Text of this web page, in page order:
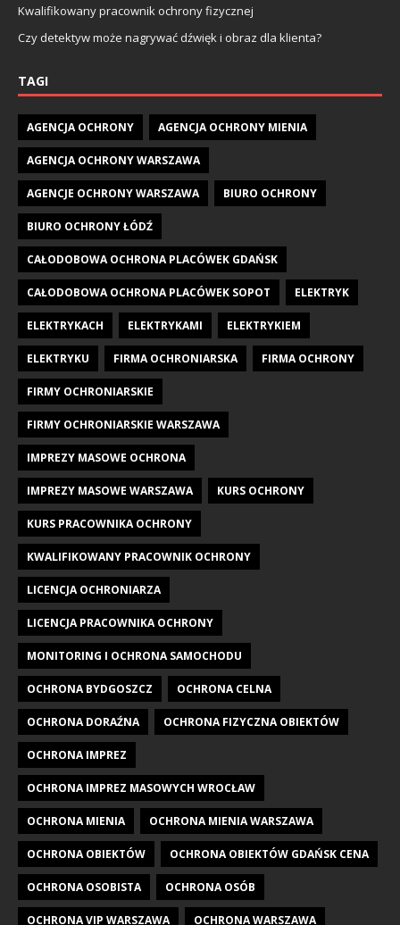
Kwalifikowany pracownik ochrony fizycznej
Czy detektyw może nagrywać dźwięk i obraz dla klienta?
TAGI
AGENCJA OCHRONY AGENCJA OCHRONY MIENIA
AGENCJA OCHRONY WARSZAWA
AGENCJE OCHRONY WARSZAWA BIURO OCHRONY
BIURO OCHRONY ŁÓDŹ
CAŁODOBOWA OCHRONA PLACÓWEK GDAŃSK
CAŁODOBOWA OCHRONA PLACÓWEK SOPOT ELEKTRYK
ELEKTRYKACH ELEKTRYKAMI ELEKTRYKIEM
ELEKTRYKU FIRMA OCHRONIARSKA FIRMA OCHRONY
FIRMY OCHRONIARSKIE
FIRMY OCHRONIARSKIE WARSZAWA
IMPREZY MASOWE OCHRONA
IMPREZY MASOWE WARSZAWA KURS OCHRONY
KURS PRACOWNIKA OCHRONY
KWALIFIKOWANY PRACOWNIK OCHRONY
LICENCJA OCHRONIARZA
LICENCJA PRACOWNIKA OCHRONY
MONITORING I OCHRONA SAMOCHODU
OCHRONA BYDGOSZCZ OCHRONA CELNA
OCHRONA DORAŹNA OCHRONA FIZYCZNA OBIEKTÓW
OCHRONA IMPREZ
OCHRONA IMPREZ MASOWYCH WROCŁAW
OCHRONA MIENIA OCHRONA MIENIA WARSZAWA
OCHRONA OBIEKTÓW OCHRONA OBIEKTÓW GDAŃSK CENA
OCHRONA OSOBISTA OCHRONA OSÓB
OCHRONA VIP WARSZAWA OCHRONA WARSZAWA